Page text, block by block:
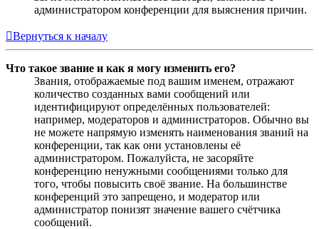
администратором конференции для выяснения причин.
Вернуться к началу
Что такое звание и как я могу изменить его?
Звания, отображаемые под вашим именем, отражают
количество созданных вами сообщений или
идентифицируют определённых пользователей:
например, модераторов и администраторов. Обычно вы
не можете напрямую изменять наименования званий на
конференции, так как они установлены её
администратором. Пожалуйста, не засоряйте
конференцию ненужными сообщениями только для
того, чтобы повысить своё звание. На большинстве
конференций это запрещено, и модератор или
администратор понизят значение вашего счётчика
сообщений.